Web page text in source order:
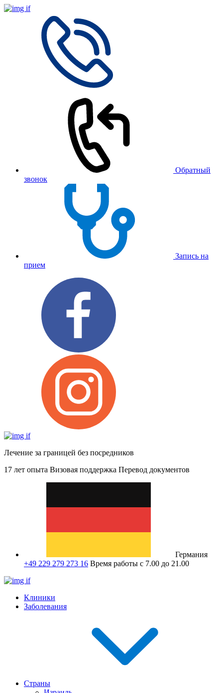
Обратный
звонок
Запись на
прием
Лечение за границей без посредников
17 лет опыта Визовая поддержка Перевод документов
Германия
+49 229 279 273 16 Время работы с 7.00 до 21.00
Клиники
Заболевания
Страны